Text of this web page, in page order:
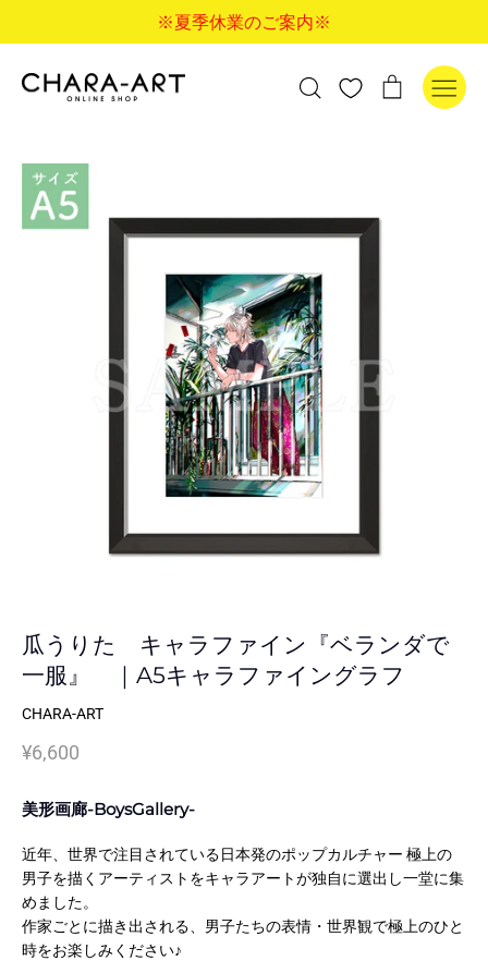
※夏季休業のご案内※
検索
瓜うりた キャラファイン『ベランダで
一服』 ｜A5キャラファイングラフ
CHARA-ART
¥6,600
美形画廊-BoysGallery-
近年、世界で注目されている日本発のポップカルチャー 極上の
男子を描くアーティストをキャラアートが独自に選出し一堂に集
めました。
作家ごとに描き出される、男子たちの表情・世界観で極上のひと
時をお楽しみください♪